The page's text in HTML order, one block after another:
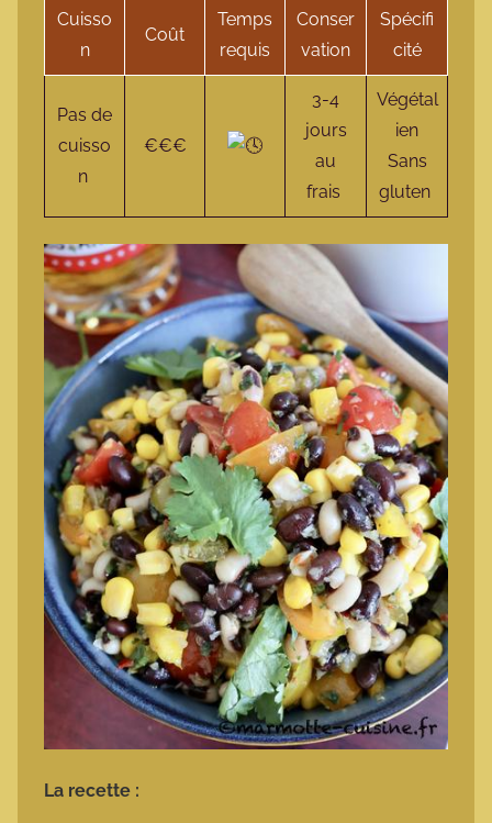
Cuisso
n
Coût
Temps
requis
Conser
vation
Spécifi
cité
Pas de
cuisso
n
€€€
3-4
jours
au
frais
Végétal
ien
Sans
gluten
La recette :